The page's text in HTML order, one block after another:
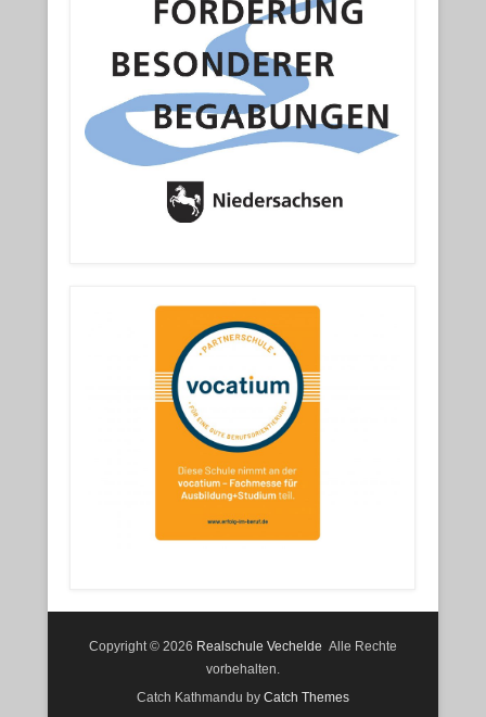
Copyright © 2026 Realschule Vechelde Alle Rechte
vorbehalten.
Catch Kathmandu by Catch Themes